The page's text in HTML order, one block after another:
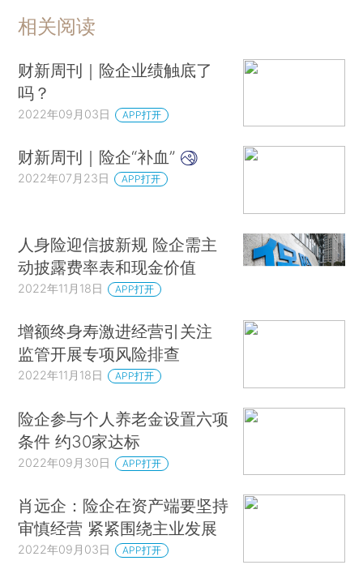
相关阅读
财新周刊｜险企业绩触底了
吗？
2022年09月03日 APP打开
财新周刊｜险企“补血”
2022年07月23日 APP打开
人身险迎信披新规 险企需主
动披露费率表和现金价值
2022年11月18日 APP打开
增额终身寿激进经营引关注
监管开展专项风险排查
2022年11月18日 APP打开
险企参与个人养老金设置六项
条件 约30家达标
2022年09月30日 APP打开
肖远企：险企在资产端要坚持
审慎经营 紧紧围绕主业发展
2022年09月03日 APP打开